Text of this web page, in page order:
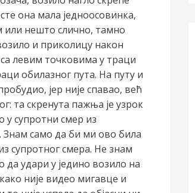
она мала једноосовинка,
или нешто слично, тамно
и приколицу након
са левим точковима у траци
обилазног пута. На путу и
јер није спавао, већ
та скренута пажња је узрок
у супротни смер из
Знам само да би ми ово била
супротног смера. Не знам
да удари у једино возило на
није видео мигавце и